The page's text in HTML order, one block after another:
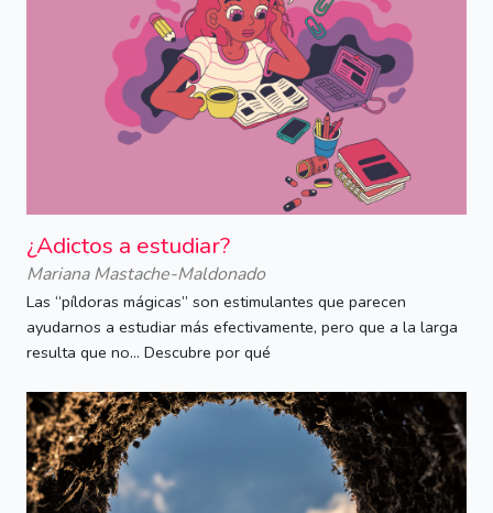
¿Adictos a estudiar?
Mariana Mastache-Maldonado
Las “píldoras mágicas” son estimulantes que parecen
ayudarnos a estudiar más efectivamente, pero que a la larga
resulta que no... Descubre por qué